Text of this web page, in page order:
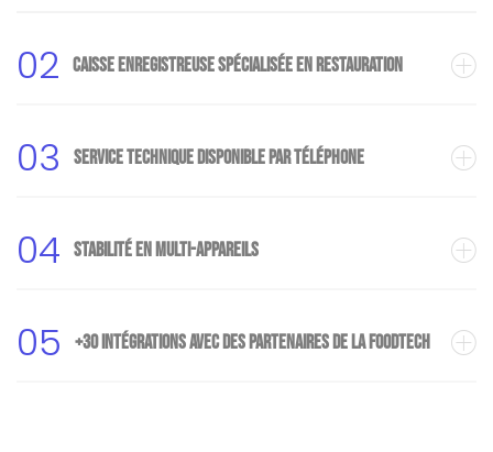
02 Caisse enregistreuse spécialisée en restauration
03 Service technique disponible par téléphone
04 Stabilité en multi-appareils
05 +30 intégrations avec des partenaires de la Foodtech